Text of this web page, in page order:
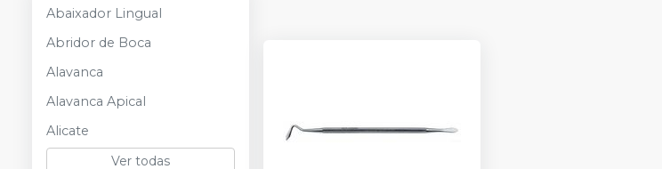
Abaixador Lingual
Abridor de Boca
Alavanca
Alavanca Apical
Alicate
Ver todas